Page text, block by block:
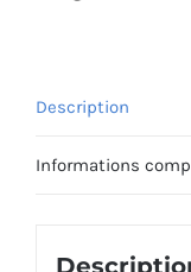
Description
Informations